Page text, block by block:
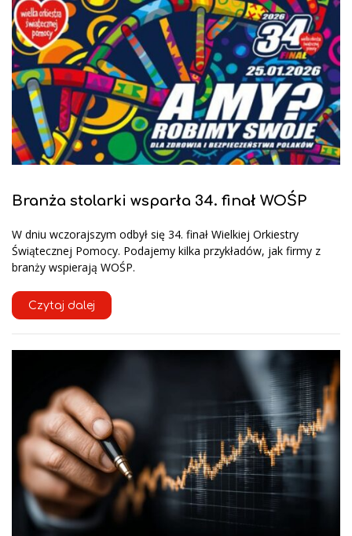
Branża stolarki wsparła 34. finał WOŚP
W dniu wczorajszym odbył się 34. finał Wielkiej Orkiestry
Świątecznej Pomocy. Podajemy kilka przykładów, jak firmy z
branży wspierają WOŚP.
Czytaj dalej